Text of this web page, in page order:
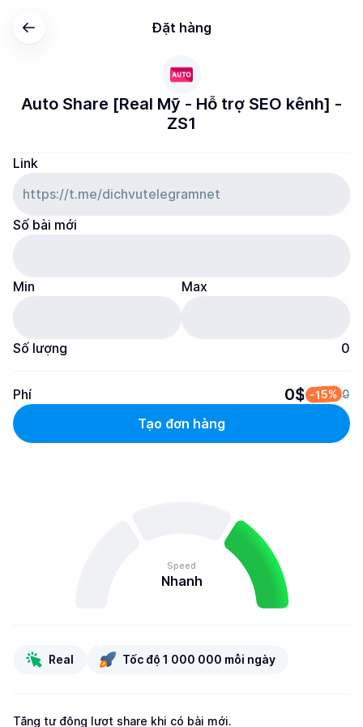
Đặt hàng
Auto Share [Real Mỹ - Hỗ trợ SEO kênh] -
ZS1
Link
Số bài mới
Min Max
Số lượng 0
Phí 0$ -15% 0
Tạo đơn hàng
Speed
Nhanh
Real Tốc độ 1 000 000 mỗi ngày
Tăng tự động lượt share khi có bài mới.